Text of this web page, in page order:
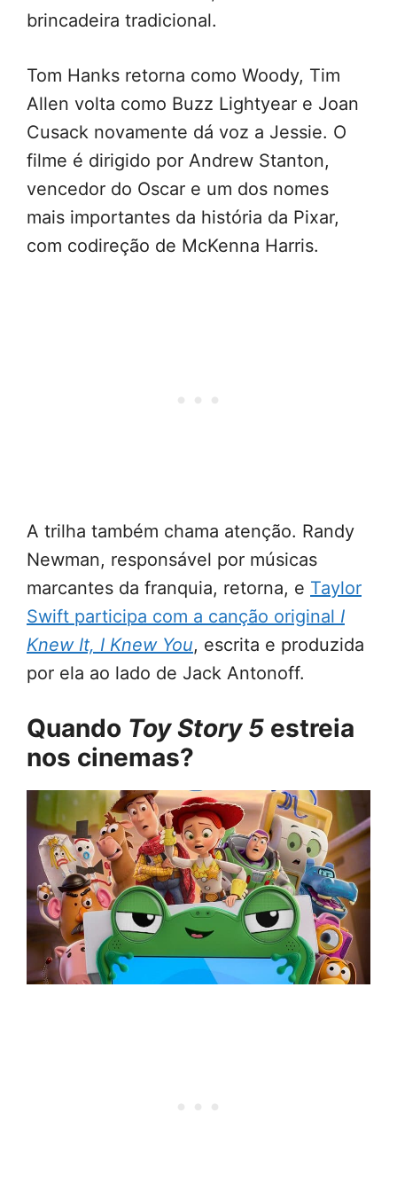
brincadeira tradicional.
Tom Hanks retorna como Woody, Tim
Allen volta como Buzz Lightyear e Joan
Cusack novamente dá voz a Jessie. O
filme é dirigido por Andrew Stanton,
vencedor do Oscar e um dos nomes
mais importantes da história da Pixar,
com codireção de McKenna Harris.
A trilha também chama atenção. Randy
Newman, responsável por músicas
marcantes da franquia, retorna, e Taylor
Swift participa com a canção original I
Knew It, I Knew You, escrita e produzida
por ela ao lado de Jack Antonoff.
Quando Toy Story 5 estreia
nos cinemas?